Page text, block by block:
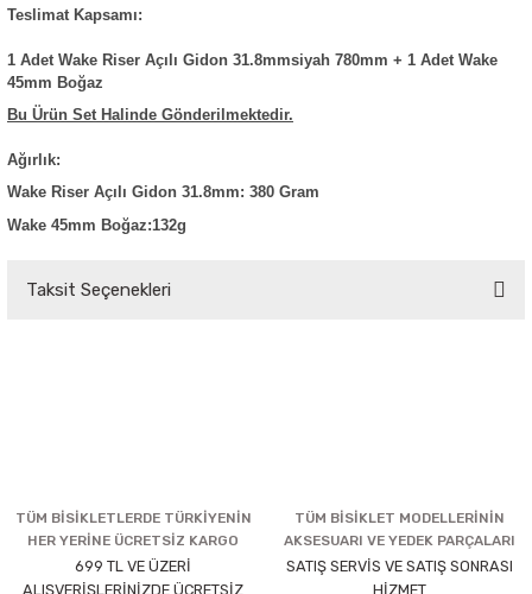
Teslimat Kapsamı:
1 Adet Wake Riser Açılı Gidon 31.8mmsiyah 780mm + 1 Adet Wake
45mm Boğaz
Bu Ürün Set Halinde Gönderilmektedir.
Ağırlık:
Wake Riser Açılı Gidon 31.8mm: 380 Gram
Wake 45mm Boğaz:132g
Taksit Seçenekleri
TÜM BİSİKLETLERDE TÜRKİYENİN
HER YERİNE ÜCRETSİZ KARGO
699 TL VE ÜZERİ
ALIŞVERİŞLERİNİZDE ÜCRETSİZ
TÜM BİSİKLET MODELLERİNİN
AKSESUARI VE YEDEK PARÇALARI
SATIŞ SERVİS VE SATIŞ SONRASI
HİZMET